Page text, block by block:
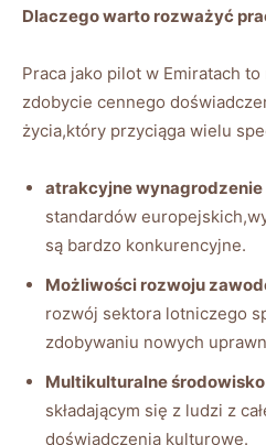
Dlaczego warto rozważyć
Praca jako pilot w Emiratach
zdobycie cennego
życia,który przyciąga wielu
atrakcyjne wynagrodzenie
standardów
są bardzo konkurencyjne.
Możliwości rozwoju
rozwój sektora lotniczego
zdobywaniu nowych
Multikulturalne środowisko
składającym się z ludzi z
doświadczenia kulturowe.